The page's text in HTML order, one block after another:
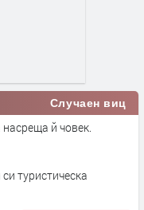
Случаен виц
й човек.
туристическа